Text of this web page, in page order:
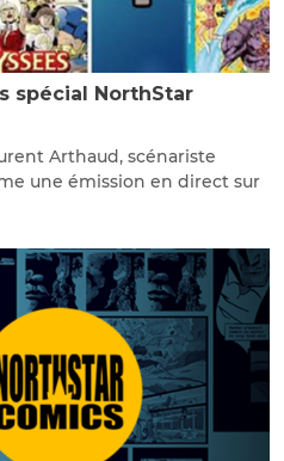
spécial NorthStar
Arthaud, scénariste
une émission en direct sur